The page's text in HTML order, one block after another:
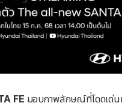
FE มอบภาพลักษณ์ที่โดดเด่